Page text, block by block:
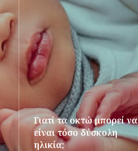
Γιατί τα οκτώ μπορεί να
είναι τόσο δύσκολη
ηλικία;